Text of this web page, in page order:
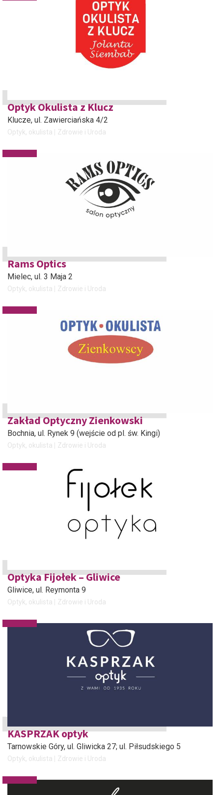
Optyk Okulista z Klucz
Klucze, ul. Zawierciańska 4/2
Optyk, okulista Zdrowie i Uroda
Rams Optics
Mielec, ul. 3 Maja 2
Optyk, okulista Zdrowie i Uroda
Zakład Optyczny Zienkowski
Bochnia, ul. Rynek 9 (wejście od pl. św. Kingi)
Optyk, okulista Zdrowie i Uroda
Optyka Fijołek – Gliwice
Gliwice, ul. Reymonta 9
Optyk, okulista Zdrowie i Uroda
KASPRZAK optyk
Tarnowskie Góry, ul. Gliwicka 27; ul. Piłsudskiego 5
Optyk, okulista Zdrowie i Uroda